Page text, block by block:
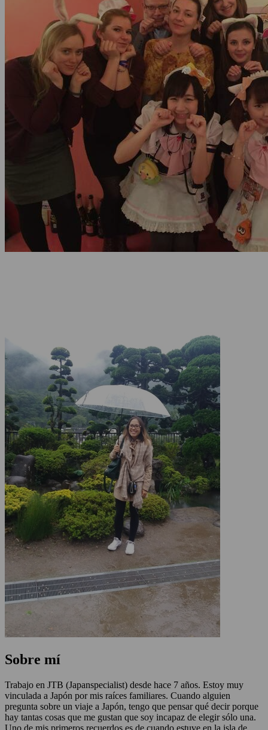
Sobre mí
Trabajo en JTB (Japanspecialist) desde hace 7 años. Estoy muy
vinculada a Japón por mis raíces familiares. Cuando alguien
pregunta sobre un viaje a Japón, tengo que pensar qué decir porque
hay tantas cosas que me gustan que soy incapaz de elegir sólo una.
Uno de mis primeros recuerdos es de cuando estuve en la isla de